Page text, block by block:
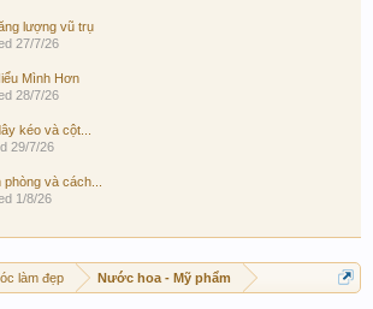
lượng vũ trụ
27/7/26
Mình Hơn
28/7/26
kéo và cột...
29/7/26
và cách...
1/8/26
làm đẹp Nước hoa - Mỹ phẩm